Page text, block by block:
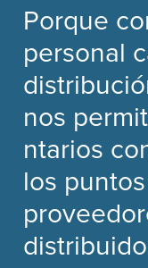
Porque
personal
nos
ntarios
los